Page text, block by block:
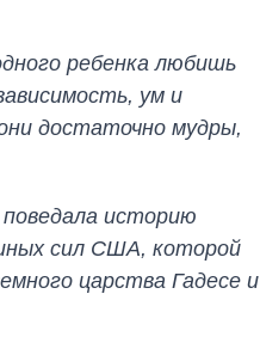
ребенка любишь
ум и
достаточно мудры,
историю
сил США, которой
царства Гадесе и